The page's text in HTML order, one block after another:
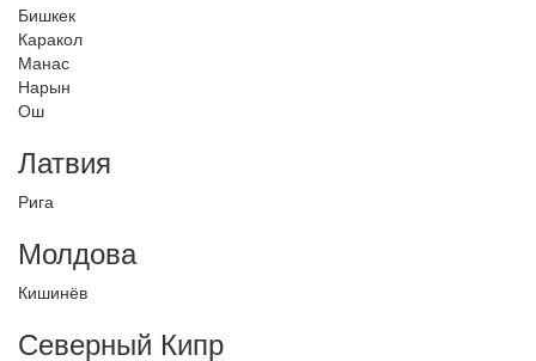
Бишкек
Каракол
Манас
Нарын
Ош
Латвия
Рига
Молдова
Кишинёв
Северный Кипр